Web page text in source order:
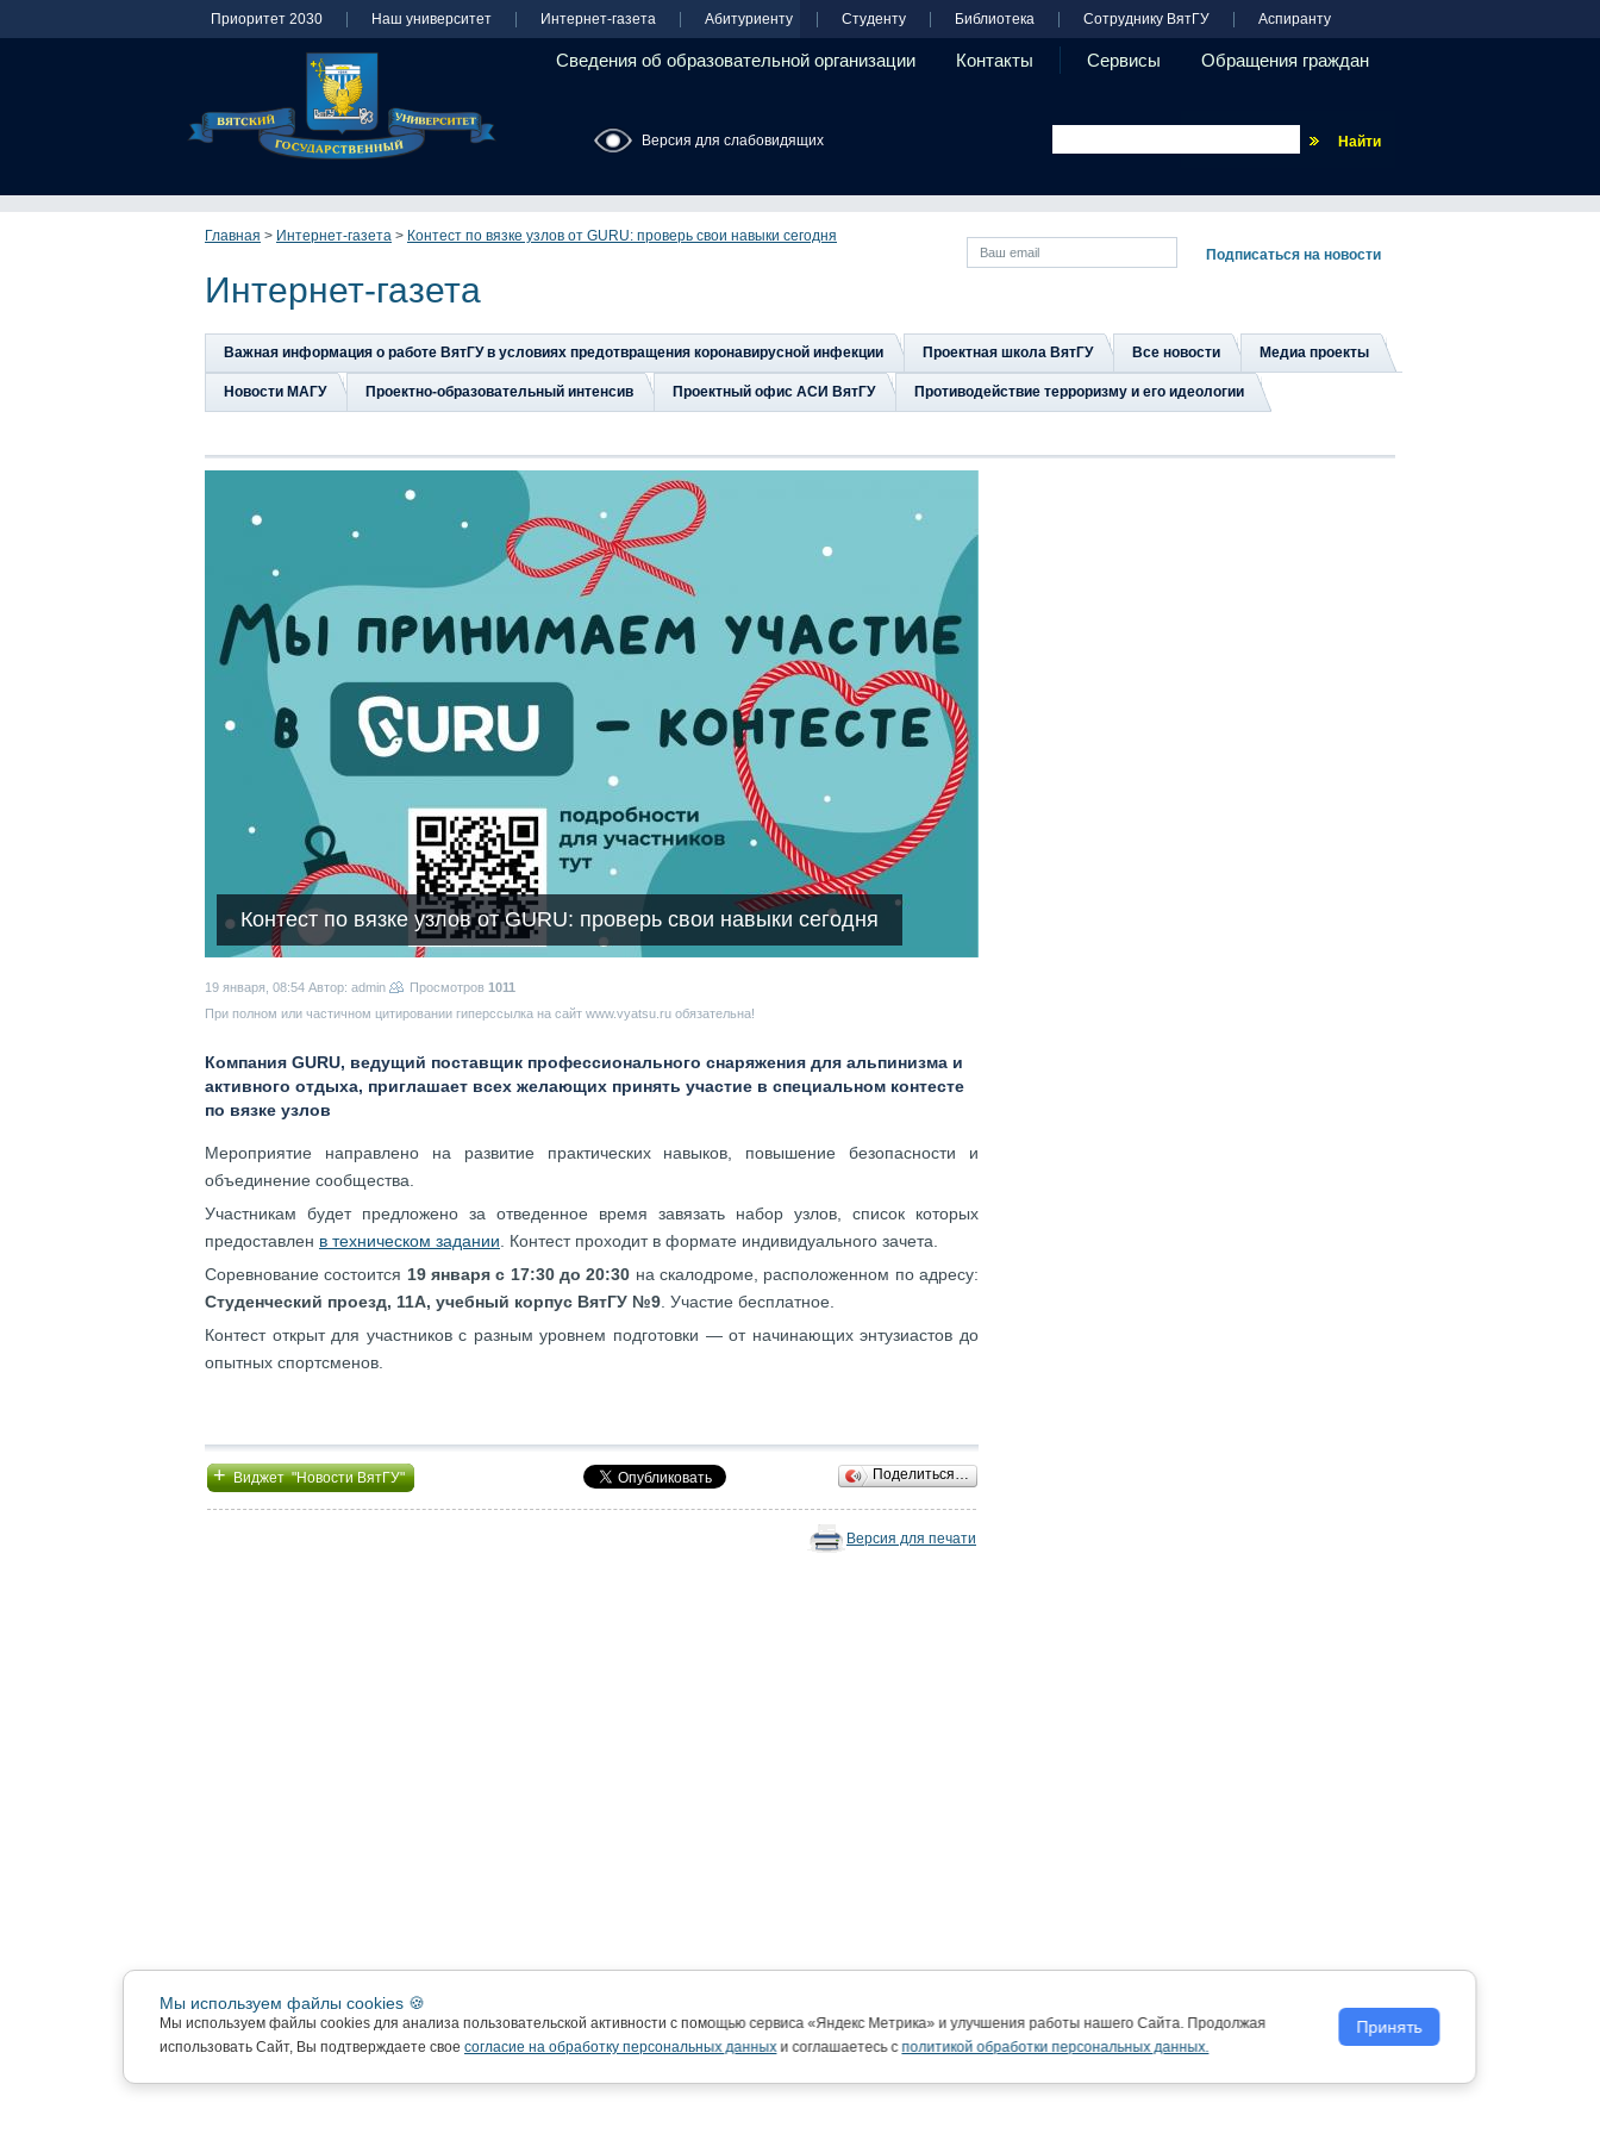
Приоритет 2030 Наш университет Интернет-газета Абитуриенту Студенту Библиотека Сотруднику ВятГУ Аспиранту
Сведения об образовательной организации Контакты Сервисы Обращения граждан
Версия для слабовидящих
Главная > Интернет-газета > Контест по вязке узлов от GURU: проверь свои навыки сегодня
Интернет-газета
Важная информация о работе ВятГУ в условиях предотвращения коронавирусной инфекции Проектная школа ВятГУ Все новости Медиа проекты
Новости МАГУ Проектно-образовательный интенсив Проектный офис АСИ ВятГУ Противодействие терроризму и его идеологии
Контест по вязке узлов от GURU: проверь свои навыки сегодня
19 января, 08:54 Автор: admin Просмотров 1011
При полном или частичном цитировании гиперссылка на сайт www.vyatsu.ru обязательна!
Компания GURU, ведущий поставщик профессионального снаряжения для альпинизма и
активного отдыха, приглашает всех желающих принять участие в специальном контесте
по вязке узлов
Мероприятие направлено на развитие практических навыков, повышение безопасности и
объединение сообщества.
Участникам будет предложено за отведенное время завязать набор узлов, список которых
предоставлен в техническом задании . Контест проходит в формате индивидуального зачета.
Соревнование состоится 19 января с 17:30 до 20:30 на скалодроме, расположенном по адресу:
Студенческий проезд, 11А, учебный корпус ВятГУ №9 . Участие бесплатное.
Контест открыт для участников с разным уровнем подготовки — от начинающих энтузиастов до
опытных спортсменов.
+Виджет "Новости ВятГУ" Поделиться…
Версия для печати
Мы используем файлы cookies 🍪
Мы используем файлы cookies для анализа пользовательской активности с помощью сервиса «Яндекс Метрика» и улучшения работы нашего Сайта. Продолжая
использовать Сайт, Вы подтверждаете своесогласие на обработку персональных данныхи соглашаетесь сполитикой обработки персональных данных.
Принять